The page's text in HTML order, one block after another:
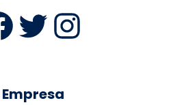
Twitter
Empresa